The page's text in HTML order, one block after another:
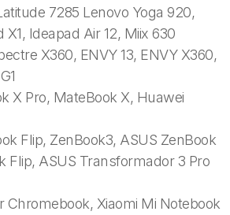
7285 Lenovo Yoga 920,
X1, Ideapad Air 12, Miix 630
X360, ENVY 13, ENVY X360,
X Pro, MateBook X, Huawei
Flip, ZenBook3, ASUS ZenBook
Flip, ASUS Transformador 3 Pro
Chromebook, Xiaomi Mi Notebook